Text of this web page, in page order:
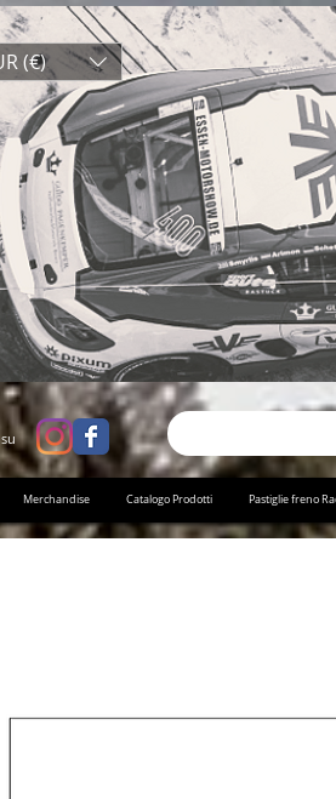
(€)
Merchandise Catalogo Prodotti Pastiglie freno